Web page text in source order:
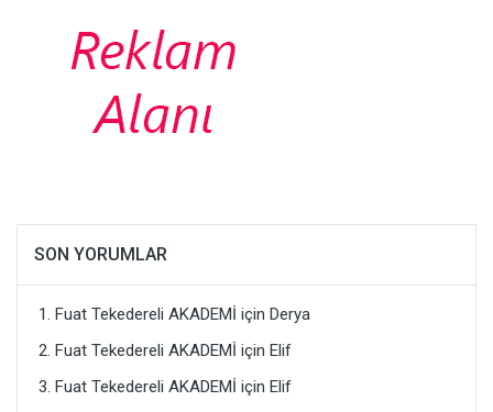
SON YORUMLAR
Fuat Tekedereli AKADEMİ için Derya
Fuat Tekedereli AKADEMİ için Elif
Fuat Tekedereli AKADEMİ için Elif